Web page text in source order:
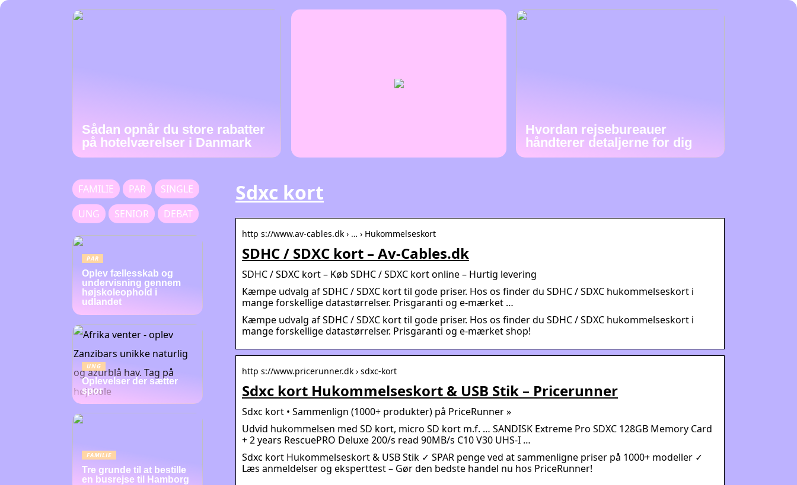
Sådan opnår du store rabatter
på hotelværelser i Danmark
Hvordan rejsebureauer
håndterer detaljerne for dig
Sdxc kort
http s://www.av-cables.dk › … › Hukommelseskort
SDHC / SDXC kort – Av-Cables.dk
SDHC / SDXC kort – Køb SDHC / SDXC kort online – Hurtig levering
Kæmpe udvalg af SDHC / SDXC kort til gode priser. Hos os finder du SDHC / SDXC hukommelseskort i
mange forskellige datastørrelser. Prisgaranti og e-mærket …
Kæmpe udvalg af SDHC / SDXC kort til gode priser. Hos os finder du SDHC / SDXC hukommelseskort i
mange forskellige datastørrelser. Prisgaranti og e-mærket shop!
http s://www.pricerunner.dk › sdxc-kort
Sdxc kort Hukommelseskort & USB Stik – Pricerunner
Sdxc kort • Sammenlign (1000+ produkter) på PriceRunner »
Udvid hukommelsen med SD kort, micro SD kort m.f. … SANDISK Extreme Pro SDXC 128GB Memory Card
+ 2 years RescuePRO Deluxe 200/s read 90MB/s C10 V30 UHS-I …
Sdxc kort Hukommelseskort & USB Stik ✓ SPAR penge ved at sammenligne priser på 1000+ modeller ✓
Læs anmeldelser og eksperttest – Gør den bedste handel nu hos PriceRunner!
FAMILIE PAR
SINGLE
UNG
SENIOR DEBAT
PAR
Oplev fællesskab og
undervisning gennem
højskoleophold i
udlandet
UNG
Oplevelser der sætter
spor
FAMILIE
Tre grunde til at bestille
en busrejse til Hamborg